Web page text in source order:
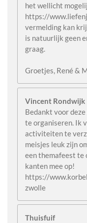
het wellicht
https://
vermelding kan
is natuurlijk geen
graag.
Groetjes, René &
Vincent Rondwijk
Bedankt voor
te organiseren. Ik
activiteiten te
meisjes leuk zijn
een themafeest te
kanten mee op!
https://
zwolle
Thuisfuif